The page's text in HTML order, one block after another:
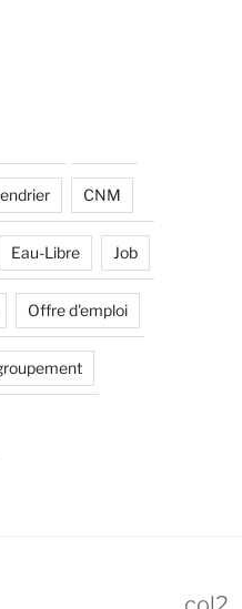
CNM
Eau-Libre Job
Offre d'emploi